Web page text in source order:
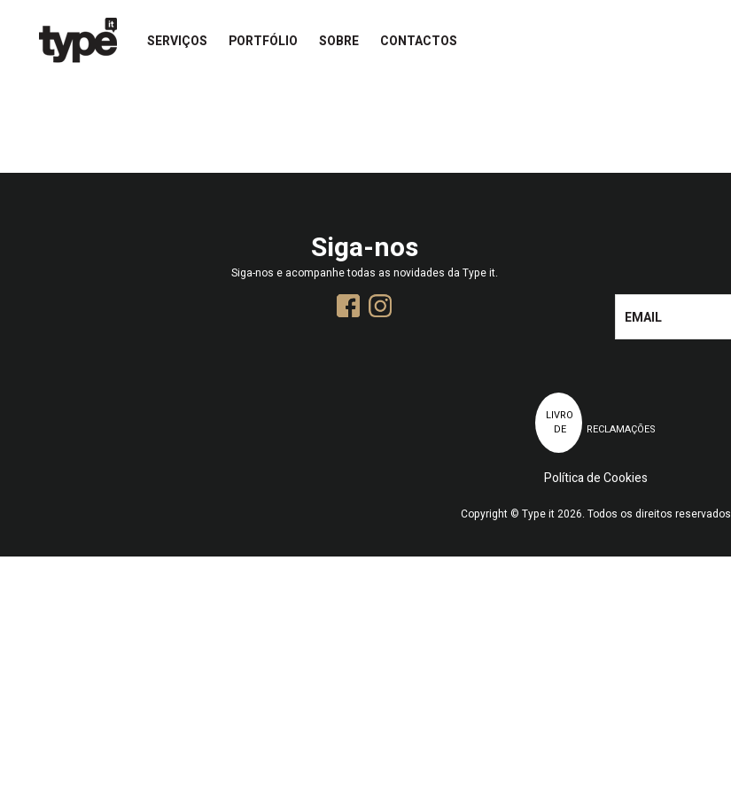
SERVIÇOS PORTFÓLIO SOBRE CONTACTOS
Siga-nos
Siga-nos e acompanhe todas as novidades da Type it.
LIVRO
DE
RECLAMAÇÕES
Política de Cookies
Copyright © Type it 2026. Todos os direitos reservados